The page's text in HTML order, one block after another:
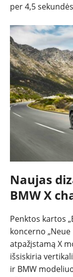
per 4,5
Naujas
BMW X
Penktos kartos
koncerno
atpažįstamą X
išsiskiria
ir BMW